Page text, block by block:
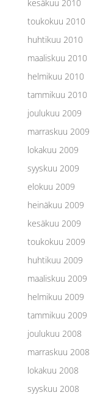
kesäkuu 2010
toukokuu 2010
huhtikuu 2010
maaliskuu 2010
helmikuu 2010
tammikuu 2010
joulukuu 2009
marraskuu 2009
lokakuu 2009
syyskuu 2009
elokuu 2009
heinäkuu 2009
kesäkuu 2009
toukokuu 2009
huhtikuu 2009
maaliskuu 2009
helmikuu 2009
tammikuu 2009
joulukuu 2008
marraskuu 2008
lokakuu 2008
syyskuu 2008